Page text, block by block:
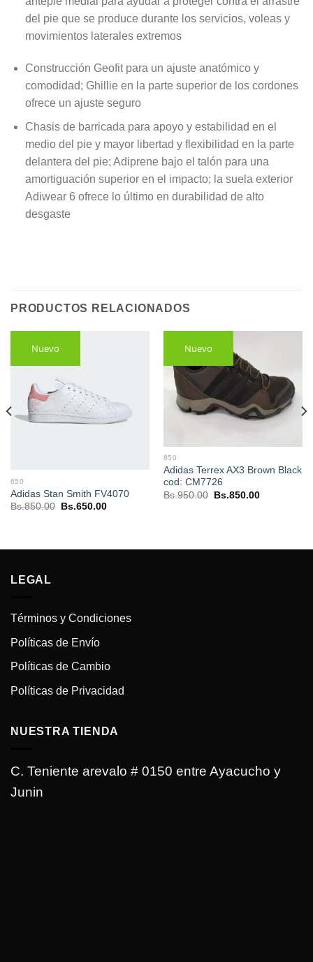
del pie que se produce durante los servicios, voleas y
movimientos laterales extremos
Construcción Geofit para un ajuste anatómico y
comodidad; Ghillie en la parte superior de los cordones
ofrece un ajuste seguro
Chasis de barricada para apoyo y estabilidad en el
medio del pie y mayor libertad y flexibilidad en la parte
delantera del pie; Adiprene bajo el talón para una
amortiguación superior en el impacto; la suela exterior
Adiwear 6 ofrece lo último en durabilidad de alto
desgaste
PRODUCTOS RELACIONADOS
Nuevo
650
Adidas Stan Smith FV4070
Bs.850.00
El
Bs.650.00El
Nuevo
850
Adidas Terrex AX3 Brown Black
cod: CM7726
Bs.950.00
El
Bs.850.00El
LEGAL
Términos y Condiciones
Políticas de Envío
Políticas de Cambio
Políticas de Privacidad
NUESTRA TIENDA
C. Teniente arevalo # 0150 entre Ayacucho y
Junin